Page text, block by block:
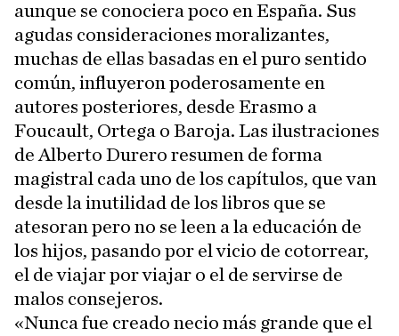
aunque se conociera poco en España. Sus
agudas consideraciones moralizantes,
muchas de ellas basadas en el puro sentido
común, influyeron poderosamente en
autores posteriores, desde Erasmo a
Foucault, Ortega o Baroja. Las ilustraciones
de Alberto Durero resumen de forma
magistral cada uno de los capítulos, que van
desde la inutilidad de los libros que se
atesoran pero no se leen a la educación de
los hijos, pasando por el vicio de cotorrear,
el de viajar por viajar o el de servirse de
malos consejeros.
«Nunca fue creado necio más grande que el